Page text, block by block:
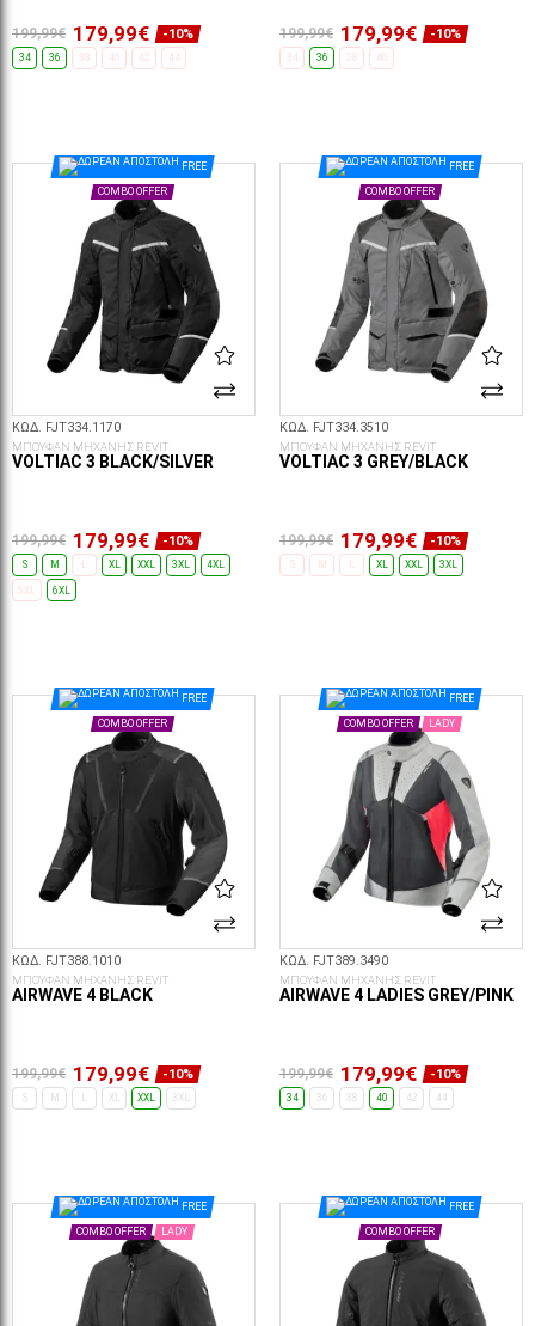
199,99€ 179,99€ -10%
34 36 38 40 42 44
199,99€ 179,99€ -10%
34 36 38 40
FREE
COMBO OFFER
ΚΩΔ. FJT334.1170
ΜΠΟΥΦΑΝ ΜΗΧΑΝΗΣ REVIT
VOLTIAC 3 BLACK/SILVER
199,99€ 179,99€ -10%
S M L XL XXL 3XL 4XL
5XL 6XL
FREE
COMBO OFFER
ΚΩΔ. FJT334.3510
ΜΠΟΥΦΑΝ ΜΗΧΑΝΗΣ REVIT
VOLTIAC 3 GREY/BLACK
199,99€ 179,99€ -10%
S M L XL XXL 3XL
FREE
COMBO OFFER
ΚΩΔ. FJT388.1010
ΜΠΟΥΦΑΝ ΜΗΧΑΝΗΣ REVIT
AIRWAVE 4 BLACK
199,99€ 179,99€ -10%
S XL XXL 3XL
FREE
COMBO OFFER LADY
ΚΩΔ. FJT389.3490
ΜΠΟΥΦΑΝ ΜΗΧΑΝΗΣ REVIT
AIRWAVE 4 LADIES GREY/PINK
199,99€ 179,99€ -10%
34 36 38 40 42 44
FREE
COMBO OFFER LADY
FREE
COMBO OFFER